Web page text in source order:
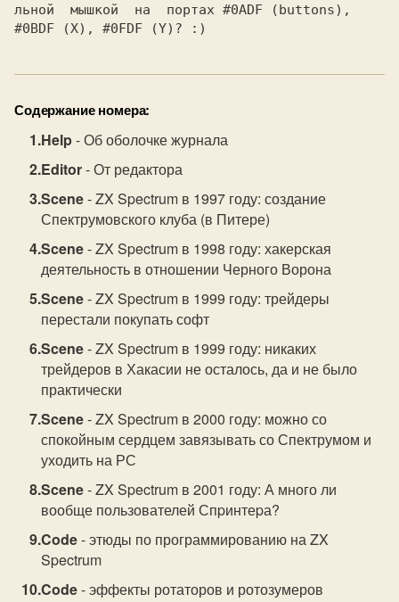
льной  мышкой  на  портах #0ADF (buttons),
#0BDF (X), #0FDF (Y)? :)
Содержание номера:
Help- Об оболочке журнала
Editor- От редактора
Scene- ZX Spectrum в 1997 году: создание
Спектрумовского клуба (в Питере)
Scene- ZX Spectrum в 1998 году: хакерская
деятельность в отношении Черного Ворона
Scene- ZX Spectrum в 1999 году: трейдеры
перестали покупать софт
Scene- ZX Spectrum в 1999 году: никаких
трейдеров в Хакасии не осталось, да и не было
практически
Scene- ZX Spectrum в 2000 году: можно со
спокойным сердцем завязывать со Спектрумом и
уходить на РС
Scene- ZX Spectrum в 2001 году: А много ли
вообще пользователей Спpинтеpа?
Code- этюды по программированию на ZX
Spectrum
Code- эффекты ротаторов и ротозумеров